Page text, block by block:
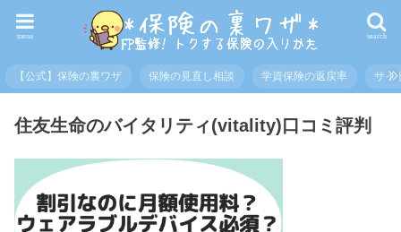
search
menu
【公式】保険の裏ワザ 保険の見直し相談 学資保険の返戻率 サイ
住友生命のバイタリティ(vitality)口コミ評判